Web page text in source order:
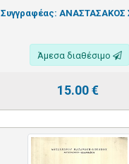
Συγγραφέας: ΑΝΑΣΤΑΣΑΚΟΣ
Άμεσα διαθέσιμο
15.00€